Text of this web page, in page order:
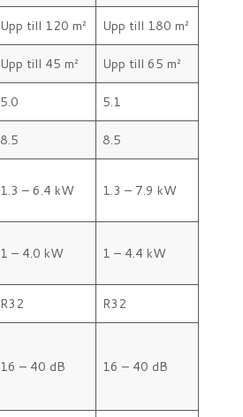
Upp till 120 m² Upp till 180 m²
Upp till 45 m² Upp till 65 m²
5.0 5.1
8.5 8.5
1.3 – 6.4 kW 1.3 – 7.9 kW
1 – 4.0 kW 1 – 4.4 kW
R32 R32
16 – 40 dB 16 – 40 dB